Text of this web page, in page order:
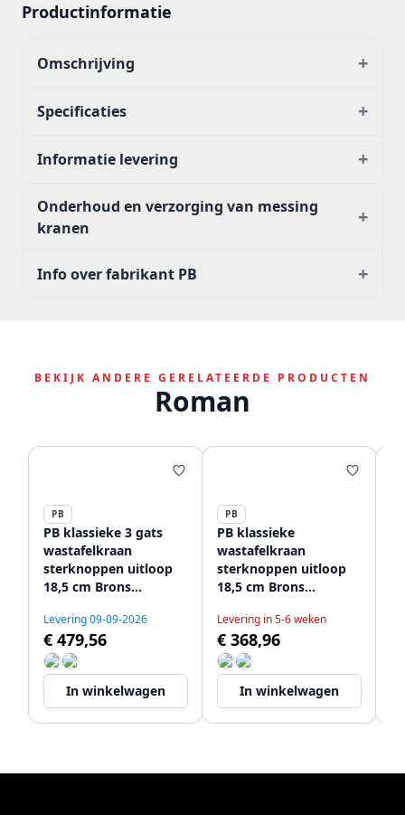
Productinformatie
Omschrijving +
Specificaties +
Informatie levering +
Onderhoud en verzorging van messing
kranen
+
Info over fabrikant PB +
BEKIJK ANDERE GERELATEERDE PRODUCTEN
Roman
PB
PB klassieke 3 gats
wastafelkraan
sterknoppen uitloop
18,5 cm Brons
Levering 09-09-2026
€ 479,56
In winkelwagen
PB
PB klassieke
wastafelkraan
sterknoppen uitloop
18,5 cm Brons
Levering in 5-6 weken
€ 368,96
In winkelwagen